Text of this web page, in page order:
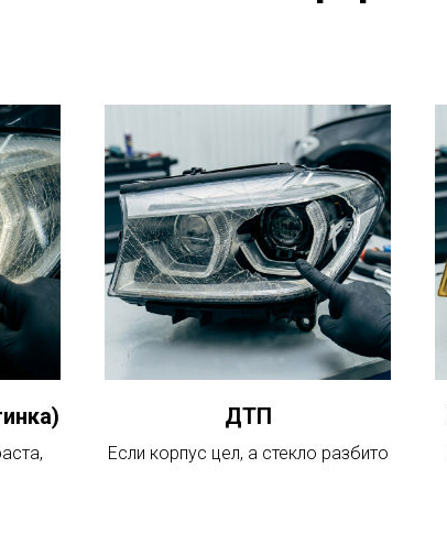
ДТП
Если корпус цел, а стекло разбито